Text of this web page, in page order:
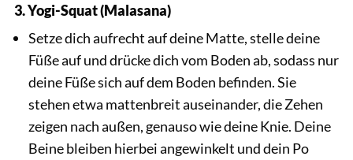
3. Yogi-Squat (Malasana)
Setze dich aufrecht auf deine Matte, stelle deine
Füße auf und drücke dich vom Boden ab, sodass nur
deine Füße sich auf dem Boden befinden. Sie
stehen etwa mattenbreit auseinander, die Zehen
zeigen nach außen, genauso wie deine Knie. Deine
Beine bleiben hierbei angewinkelt und dein Po